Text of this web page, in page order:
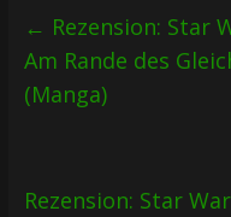
← Rezension: Star
Am Rande des
(Manga)
Rezension: Star